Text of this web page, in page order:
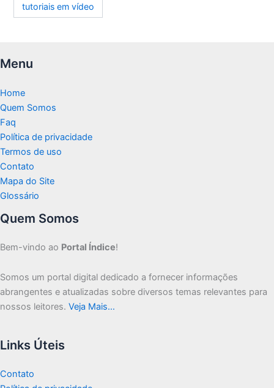
tutoriais em vídeo
Menu
Home
Quem Somos
Faq
Política de privacidade
Termos de uso
Contato
Mapa do Site
Glossário
Quem Somos
Bem-vindo ao Portal Índice!
Somos um portal digital dedicado a fornecer informações
abrangentes e atualizadas sobre diversos temas relevantes para
nossos leitores. Veja Mais…
Links Úteis
Contato